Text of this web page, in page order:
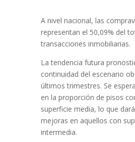
A nivel nacional, las
representan el 50,09% del
transacciones inmobiliarias.
La tendencia futura
continuidad del escenario
últimos trimestres. Se
en la proporción de pisos
superficie media, lo que
mejoras en aquellos con
intermedia.